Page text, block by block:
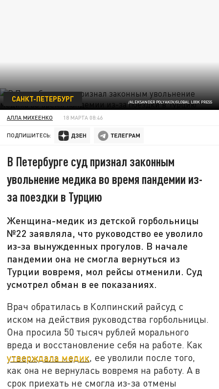
/ALEKSANDER POLYAKOV/GLOBAL LOOK PRESS
САНКТ-ПЕТЕРБУРГ
АЛЛА МИХЕЕНКО 18 МАРТА 08:46
ПОДПИШИТЕСЬ:
В Петербурге суд признал законным
увольнение медика во время пандемии из-
за поездки в Турцию
Женщина-медик из детской горбольницы
№22 заявляла, что руководство ее уволило
из-за вынужденных прогулов. В начале
пандемии она не смогла вернуться из
Турции вовремя, мол рейсы отменили. Суд
усмотрел обман в ее показаниях.
Врач обратилась в Колпинский райсуд с
иском на действия руководства горбольницы.
Она просила 50 тысяч рублей морального
вреда и восстановление себя на работе. Как
утверждала медик, ее уволили после того,
как она не вернулась вовремя на работу. А в
срок приехать не смогла из-за отмены